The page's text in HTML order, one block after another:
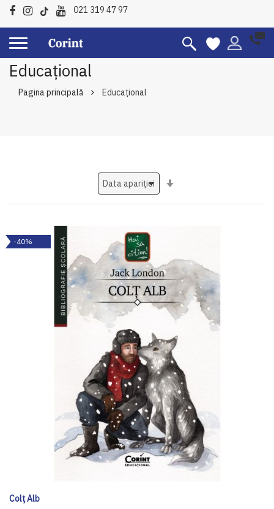
021 319 47 97
Educațional
Pagina principală Educațional
-40%
Colț Alb